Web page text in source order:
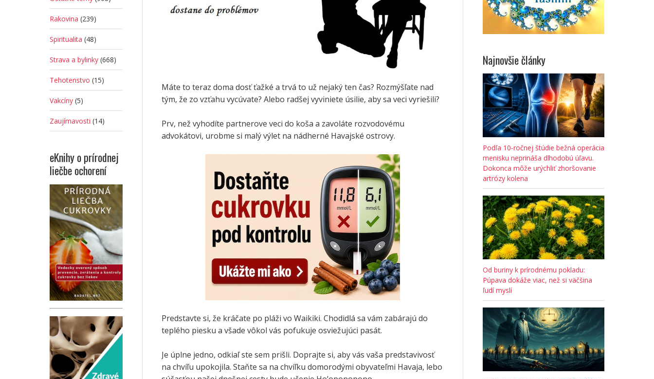
Máte to teraz doma dosť ťažké a trvá to už nejaký ten čas? Rozmýšľate nad
tým, že zo vzťahu vycúvate? Alebo radšej vyviniete úsilie, aby sa veci vyriešili?
Prv, než vyhodíte partnerove veci do koša a zavoláte rozvodovému
advokátovi, urobme si malý výlet na nádherné Havajské ostrovy.
Predstavte si, že kráčate po pláži vo Waikiki. Chodidlá sa vám zabárajú do
teplého piesku a všade vôkol vás pofukuje osviežujúci pasát.
Je úplne jedno, odkiaľ ste sem prišli. Doprajte si, aby vás vaša predstavivosť
na chvíľu upokojila. Staňte sa na chvíľku domorodými obyvateľmi Havaja, lebo
Najnovšie články
Podľa 10-ročnej štúdie bežná operácia
menisku neprináša dlhodobú úľavu.
Dokonca môže urýchliť zhoršovanie
artrózy kolena
Od buriny k prírodnému pokladu:
Púpava dokáže viac, než si väčšina
ľudí myslí
Rakovina (239)
Spiritualita (48)
Strava a bylinky (668)
Tehotenstvo (15)
Vakcíny (5)
Zaujímavosti (14)
eKnihy o prírodnej
liečbe ochorení